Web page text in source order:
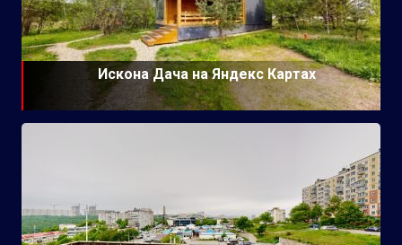
Искона Дача на Яндекс Картах